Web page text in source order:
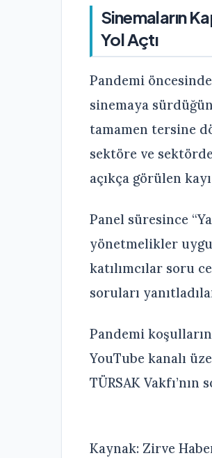
Sinemaların
Yol Açtı
Pandemi
sinemaya
tamamen tersine
sektöre ve
açıkça görülen
Panel süresince
yönetmelikler
katılımcılar soru
soruları
Pandemi
YouTube kanalı
TÜRSAK
Kaynak: Zirve